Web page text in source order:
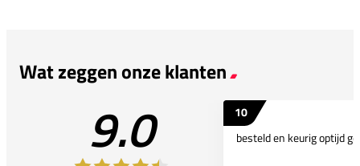
Wat zeggen onze klanten
9.0
10
besteld en keurig optijd